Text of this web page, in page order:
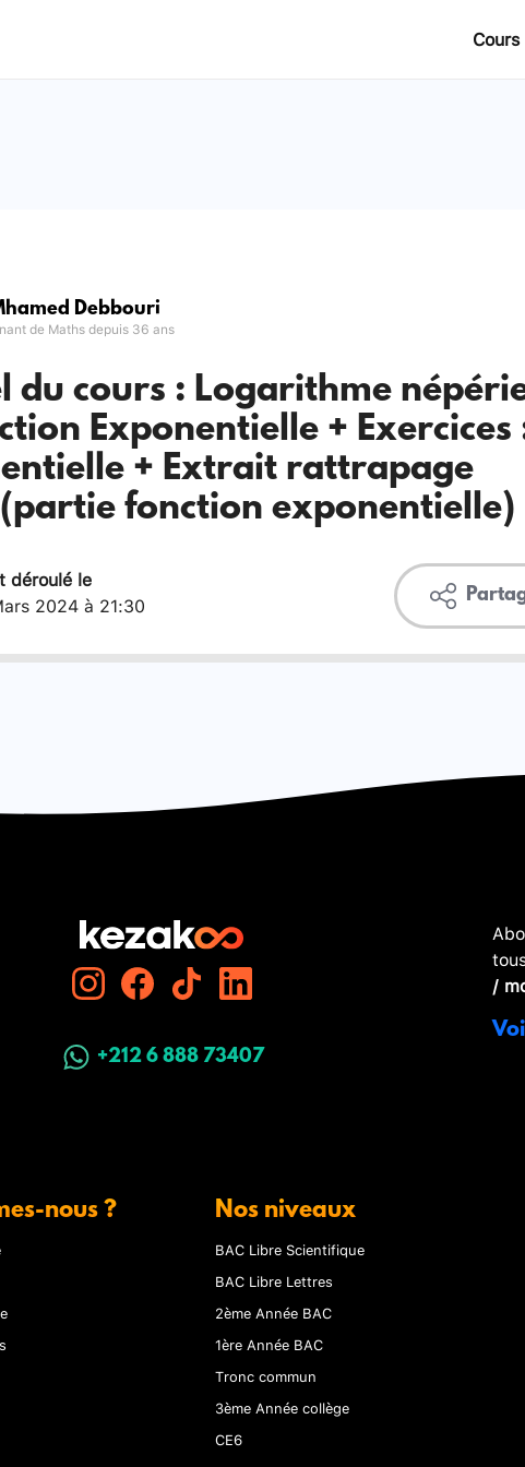
Cours
Debbouri
de Maths depuis 36 ans
du cours : Logarithme
Exponentielle + Exercices
+ Extrait rattrapage
fonction exponentielle)
déroulé le
2024 à 21:30
+212 6 888 73407
/
nous ? Nos niveaux
BAC Libre Scientifique
BAC Libre Lettres
2ème Année BAC
1ère Année BAC
Tronc commun
3ème Année collège
CE6